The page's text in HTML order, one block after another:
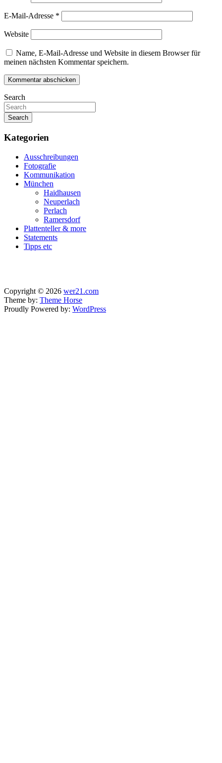
E-Mail-Adresse *
Website
Name, E-Mail-Adresse und Website in diesem Browser für
meinen nächsten Kommentar speichern.
Search
Search
Kategorien
Ausschreibungen
Fotografie
Kommunikation
München
Haidhausen
Neuperlach
Perlach
Ramersdorf
Plattenteller & more
Statements
Tipps etc
Copyright © 2026 wer21.com
Theme by: Theme Horse
Proudly Powered by: WordPress